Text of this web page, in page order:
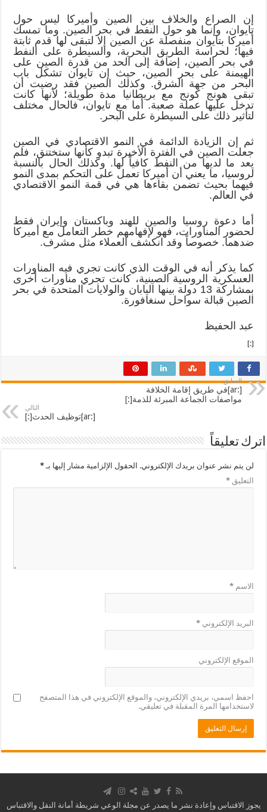
إن الصراع والخلاف بين الصين وأميركا ليس حول
تايوان، وإنما هو حول النفط في بحر الصين. وما تمسك
أميركا بتايوان منفصلة عن الصين إلا لتبقى لها قدم ثابتة
فيها؛ لحراسة الطريق البحرية، والسيطرة على النفط
في بحر الصين، إضافة إلى الحد من قدرة الصين على
الهيمنة على بحر الصين، حيث إن تايوان تشكل باب
البحر من جهة الشرق. وكذلك الصين فقد رضيت أن
تبقى هونج كونج مع بريطانيا مدة طويلة؛ لأنها كانت
تدخل عليها عملة صعبة. أما مع تايوان، فالحال مختلف
لتأثير ذلك على السيطرة على البحر.
ثم إن الزيادة الدائمة في النمو الاقتصادي في الصين
جعلت الصين في الفترة الأخيرة تبدو كأنها ستختنق، فلم
يعد ما لديها من النفط كافياً لها. وكذلك الحال بالنسبة
لروسيا، ما يعني أن أميركا تعمل على التحكم بمدى النمو
فيهما بحيث تضمن بقاءها هي في قمة النمو الاقتصادي
في العالم.
أما دعوة روسيا والصين للهند وباكستان وإيران فقط
لحضور المناورات، فهو لإفهامهم خطر التعامل مع أميركا
ضدهما. خصوصاً وقد انكشف العملاء مثل مشرف.
كما يذكر أنه في الوقت الذي كانت تجري فيه المناورات
العسكرية الروسية الصينية، كانت تجري مناورات أخرى
بمشاركة 13 دولة بينها اليابان والولايات المتحدة في بحر
الصين قبالة سواحل سنغافورة.
عبد الحفيظ
[:]
السابق
[:ar]في طريق إقامة الخلافة
مواصفات الجماعة المبرئة للذمة[:]
التالي
[:ar]توظيف الحدث[:]
اترك تعليقاً
لن يتم نشر عنوان بريدك الإلكتروني. الحقول الإلزامية مشار إليها بـ*
التعليق*
الاسم*
البريد الإلكتروني*
الموقع الإلكتروني
احفظ اسمي، بريدي الإلكتروني، والموقع الإلكتروني في هذا المتصفح
لاستخدامها المرة المقبلة في تعليقي.
يجوز الاقتباس وإعادة نشر ما يصدر عن مجلة الوعي شريطة أمانة النقل والاقتباس